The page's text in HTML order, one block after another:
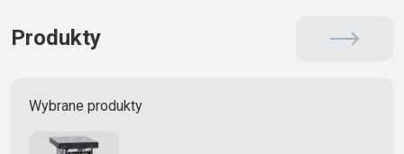
Produkty
Wybrane produkty